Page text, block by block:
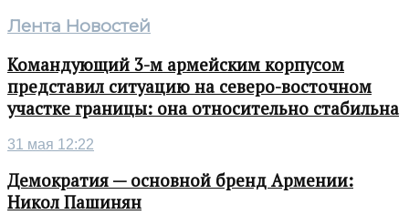
Лента Новостей
Командующий 3-м армейским корпусом
представил ситуацию на северо-восточном
участке границы: она относительно стабильна
31 мая 12:22
Демократия — основной бренд Армении:
Никол Пашинян